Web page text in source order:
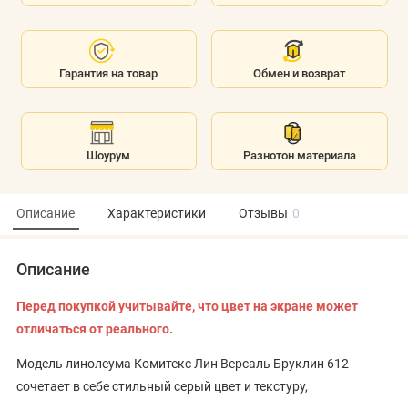
Гарантия на товар Обмен и возврат
Шоурум Разнотон материала
Описание Характеристики Отзывы 0
Описание
Перед покупкой учитывайте, что цвет на экране может
отличаться от реального.
Модель линолеума Комитекс Лин Версаль Бруклин 612
сочетает в себе стильный серый цвет и текстуру,